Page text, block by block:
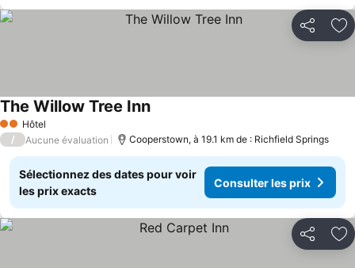
Partager
2 Étoiles
Hôtel
The Willow Tree Inn
/ Aucune évaluation Cooperstown, à 19.1 km de : Richfield Springs
Sélectionnez des dates pour voir
les prix exacts
Consulter les prix
Partager